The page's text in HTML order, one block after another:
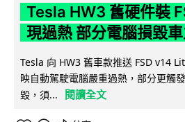
Tesla HW3 舊硬件裝
現過熱 部分電腦損毀
Tesla 向 HW3 舊車款推送 FSD v14
映自動駕駛電腦嚴重過熱，部分更觸
毀，須...
閱讀全文